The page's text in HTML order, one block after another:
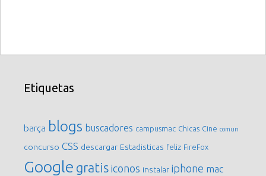
Etiquetas
barça blogs buscadores campusmac Chicas Cine comun
concurso CSS descargar Estadisticas feliz FireFox
Google gratis iconos instalar iphone mac